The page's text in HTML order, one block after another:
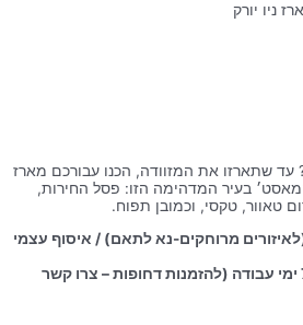
ניו יורק
עד שתארזו את המזוודה, הכנו עבורכם מארז
בעיר המדהימה הזו: פסל החירות,
טאוור, טקסי, וכמובן תפוח.
מרוחקים-נא לתאם) / איסוף עצמי
*זמן האספקה הוא בין 7-10 ימי עבודה (להזמנות דחופות – צרו קשר